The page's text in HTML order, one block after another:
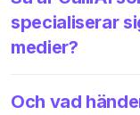
specialiserar
medier?
Och vad